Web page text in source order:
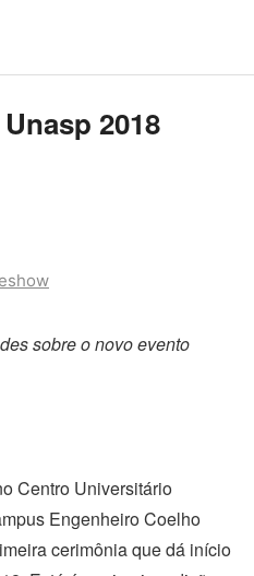
2018
sobre o novo evento
Centro Universitário
Engenheiro Coelho
cerimônia que dá início